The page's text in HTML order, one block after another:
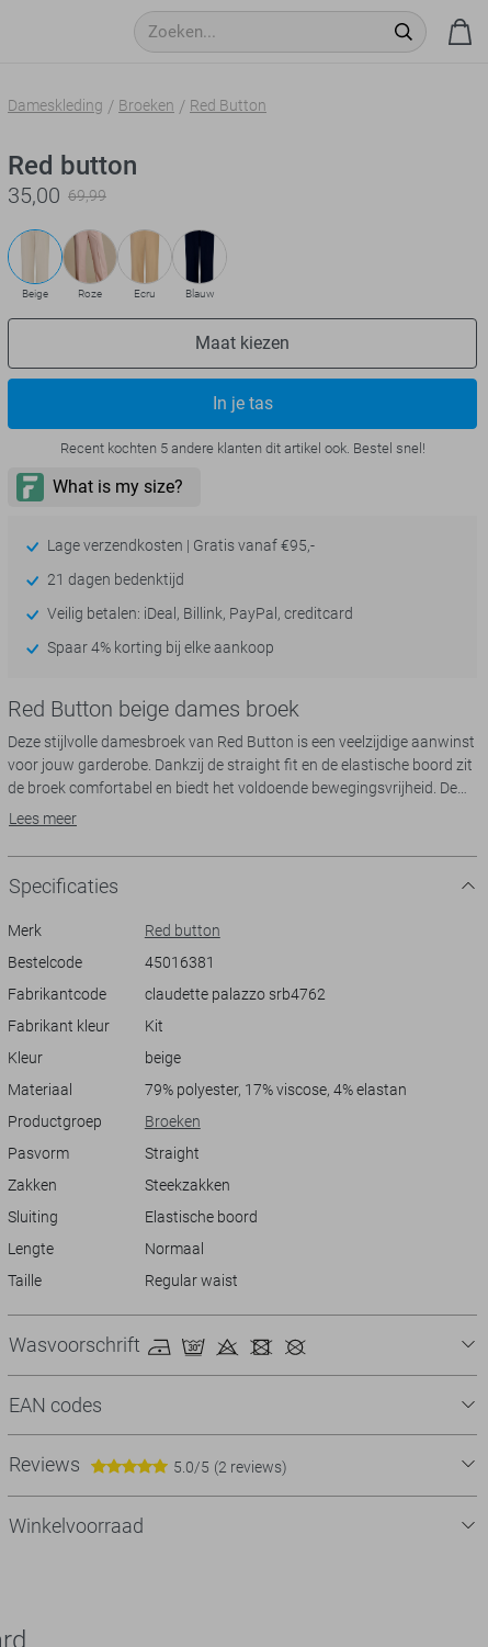
Dameskleding Broeken Red Button
Red button
35,00 69,99
Beige Roze Ecru Blauw
Maat kiezen
In je tas
Recent kochten 5 andere klanten dit artikel ook. Bestel snel!
Lage verzendkosten | Gratis vanaf €95,-
21 dagen bedenktijd
Veilig betalen: iDeal, Billink, PayPal, creditcard
Spaar 4% korting bij elke aankoop
Red Button beige dames broek
Deze stijlvolle damesbroek van Red Button is een veelzijdige aanwinst
voor jouw garderobe. Dankzij de straight fit en de elastische boord zit
de broek comfortabel en biedt het voldoende bewegingsvrijheid. De
neutrale kleur kit maakt het eenvoudig te combineren met andere
praktisch element toe, maar geven de broek ook een casual
uitstraling die perfect is voor dagelijks gebruik.
Met zijn regular waist en normale lengte is de Red Button broek
plant of gewoon thuis wilt ontspannen, deze broek past bij elke
situatie. De subtiele, elegante lijnen zorgen voor een moderne look
zonder dat het te veel opvalt. Combineer het met een luchtige blouse
Meer informatie:
De binnenbeenlengte is 83 cm bij maat 36/33.
Lees meer
Specificaties
Merk
Red button
Bestelcode
45016381
Fabrikantcode
claudette palazzo srb4762
Fabrikant kleur
Kit
Kleur
beige
Materiaal
79% polyester, 17% viscose, 4% elastan
Productgroep
Broeken
Pasvorm
Straight
Zakken
Steekzakken
Sluiting
Elastische boord
Lengte
Normaal
Taille
Regular waist
Wasvoorschrift
EAN codes
Reviews 5.0/5 (2 reviews)
Winkelvoorraad